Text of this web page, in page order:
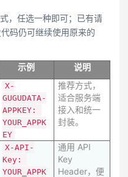
，任选一种即可；已有请
码仍可继续使用原来的
示例
说明
X-
GUGUDATA-
APPKEY:
YOUR_APPK
EY
推荐方式，
适合服务端
接入和统一
封装。
X-API-
Key:
YOUR_APPK
通用 API
Key
Header，便